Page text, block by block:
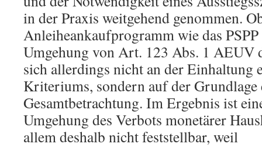
in der Praxis weitgehend genommen.
Anleiheankaufprogramm wie das
Umgehung von Art. 123 Abs. 1 AEUV
sich allerdings nicht an der Einhaltung
Kriteriums, sondern auf der Grundlage
Gesamtbetrachtung. Im Ergebnis ist
Umgehung des Verbots monetärer
allem deshalb nicht feststellbar, weil